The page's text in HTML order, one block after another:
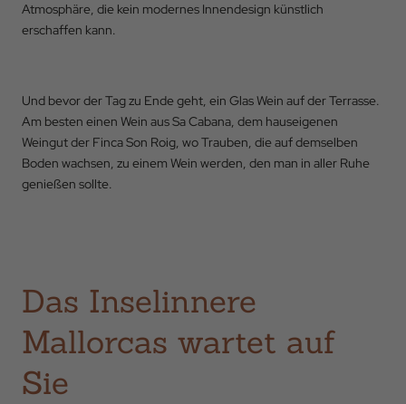
Atmosphäre, die kein modernes Innendesign künstlich
erschaffen kann.
Und bevor der Tag zu Ende geht, ein Glas Wein auf der Terrasse.
Am besten einen Wein aus Sa Cabana, dem hauseigenen
Weingut der Finca Son Roig, wo Trauben, die auf demselben
Boden wachsen, zu einem Wein werden, den man in aller Ruhe
genießen sollte.
Das Inselinnere
Mallorcas wartet auf
Sie